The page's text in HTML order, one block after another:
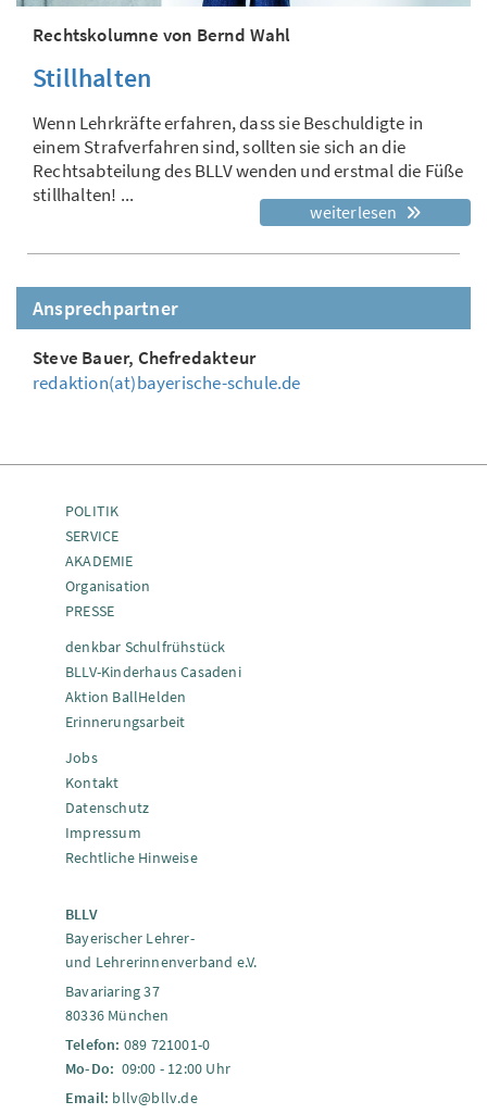
Rechtskolumne von Bernd Wahl
Stillhalten
Wenn Lehrkräfte erfahren, dass sie Beschuldigte in
einem Strafverfahren sind, sollten sie sich an die
Rechtsabteilung des BLLV wenden und erstmal die Füße
stillhalten! ...
weiterlesen
Ansprechpartner
Steve Bauer, Chefredakteur
redaktion(at)bayerische-schule.de
POLITIK
SERVICE
AKADEMIE
Organisation
PRESSE
denkbar Schulfrühstück
BLLV-Kinderhaus Casadeni
Aktion BallHelden
Erinnerungsarbeit
Jobs
Kontakt
Datenschutz
Impressum
Rechtliche Hinweise
BLLV
Bayerischer Lehrer-
und Lehrerinnenverband e.V.
Bavariaring 37
80336 München
Telefon: 089 721001-0
Mo-Do: 09:00 - 12:00 Uhr
Email: bllv@bllv.de